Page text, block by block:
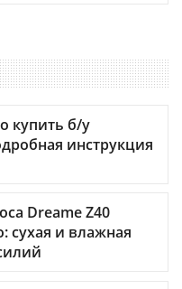
купить б/у
инструкция
Dreame Z40
сухая и влажная